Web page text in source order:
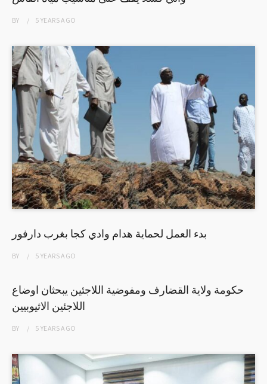
BY 5 YEARSAGO
بدء العمل لحماية هدام وادي كجا بغرب دارفور
BY 5 YEARSAGO
حكومة ولاية القضارف ومفوضية اللاجئين يبحثان اوضاع
اللاجئين الاثيوبيين
BY 5 YEARSAGO